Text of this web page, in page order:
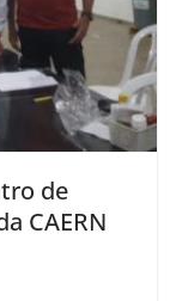
de
CAERN